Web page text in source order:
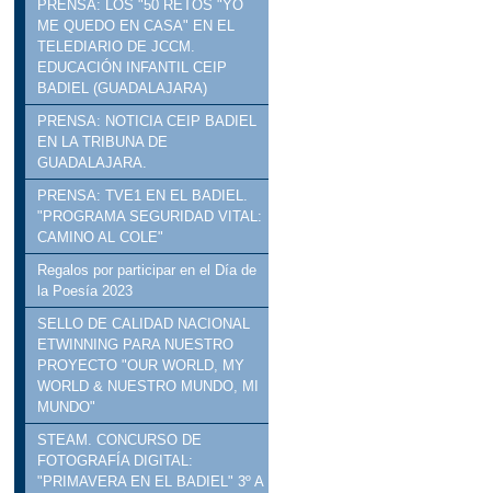
PRENSA: LOS "50 RETOS "YO
ME QUEDO EN CASA" EN EL
TELEDIARIO DE JCCM.
EDUCACIÓN INFANTIL CEIP
BADIEL (GUADALAJARA)
PRENSA: NOTICIA CEIP BADIEL
EN LA TRIBUNA DE
GUADALAJARA.
PRENSA: TVE1 EN EL BADIEL.
"PROGRAMA SEGURIDAD VITAL:
CAMINO AL COLE"
Regalos por participar en el Día de
la Poesía 2023
SELLO DE CALIDAD NACIONAL
ETWINNING PARA NUESTRO
PROYECTO "OUR WORLD, MY
WORLD & NUESTRO MUNDO, MI
MUNDO"
STEAM. CONCURSO DE
FOTOGRAFÍA DIGITAL:
"PRIMAVERA EN EL BADIEL" 3º A